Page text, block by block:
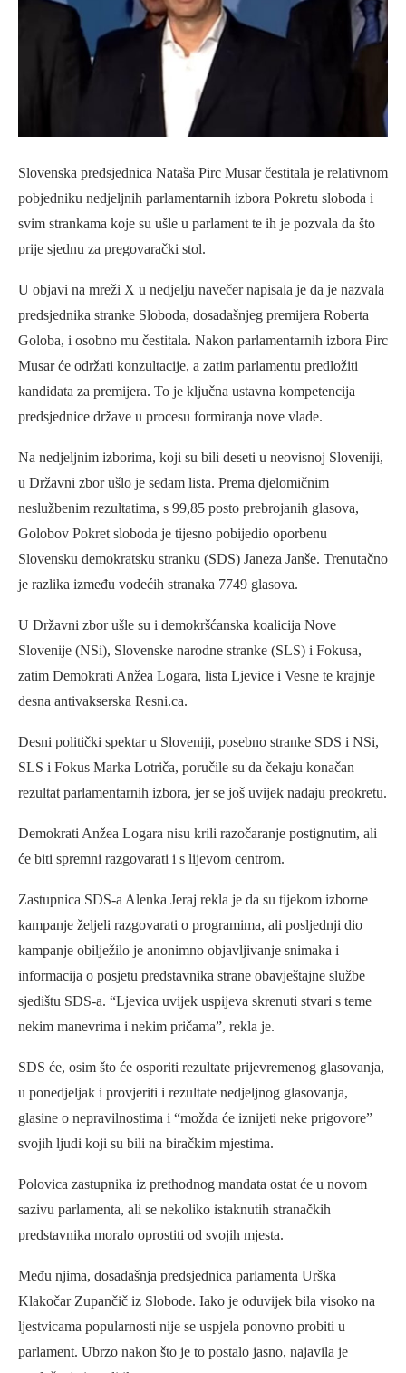
Slovenska predsjednica Nataša Pirc Musar čestitala je relativnom
pobjedniku nedjeljnih parlamentarnih izbora Pokretu sloboda i
svim strankama koje su ušle u parlament te ih je pozvala da što
prije sjednu za pregovarački stol.
U objavi na mreži X u nedjelju navečer napisala je da je nazvala
predsjednika stranke Sloboda, dosadašnjeg premijera Roberta
Goloba, i osobno mu čestitala. Nakon parlamentarnih izbora Pirc
Musar će održati konzultacije, a zatim parlamentu predložiti
kandidata za premijera. To je ključna ustavna kompetencija
predsjednice države u procesu formiranja nove vlade.
Na nedjeljnim izborima, koji su bili deseti u neovisnoj Sloveniji,
u Državni zbor ušlo je sedam lista. Prema djelomičnim
neslužbenim rezultatima, s 99,85 posto prebrojanih glasova,
Golobov Pokret sloboda je tijesno pobijedio oporbenu
Slovensku demokratsku stranku (SDS) Janeza Janše. Trenutačno
je razlika između vodećih stranaka 7749 glasova.
U Državni zbor ušle su i demokršćanska koalicija Nove
Slovenije (NSi), Slovenske narodne stranke (SLS) i Fokusa,
zatim Demokrati Anžea Logara, lista Ljevice i Vesne te krajnje
desna antivakserska Resni.ca.
Desni politički spektar u Sloveniji, posebno stranke SDS i NSi,
SLS i Fokus Marka Lotriča, poručile su da čekaju konačan
rezultat parlamentarnih izbora, jer se još uvijek nadaju preokretu.
Demokrati Anžea Logara nisu krili razočaranje postignutim, ali
će biti spremni razgovarati i s lijevom centrom.
Zastupnica SDS-a Alenka Jeraj rekla je da su tijekom izborne
kampanje željeli razgovarati o programima, ali posljednji dio
kampanje obilježilo je anonimno objavljivanje snimaka i
informacija o posjetu predstavnika strane obavještajne službe
sjedištu SDS-a. “Ljevica uvijek uspijeva skrenuti stvari s teme
nekim manevrima i nekim pričama”, rekla je.
SDS će, osim što će osporiti rezultate prijevremenog glasovanja,
u ponedjeljak i provjeriti i rezultate nedjeljnog glasovanja,
glasine o nepravilnostima i “možda će iznijeti neke prigovore”
svojih ljudi koji su bili na biračkim mjestima.
Polovica zastupnika iz prethodnog mandata ostat će u novom
sazivu parlamenta, ali se nekoliko istaknutih stranačkih
predstavnika moralo oprostiti od svojih mjesta.
Među njima, dosadašnja predsjednica parlamenta Urška
Klakočar Zupančič iz Slobode. Iako je oduvijek bila visoko na
ljestvicama popularnosti nije se uspjela ponovno probiti u
parlament. Ubrzo nakon što je to postalo jasno, najavila je